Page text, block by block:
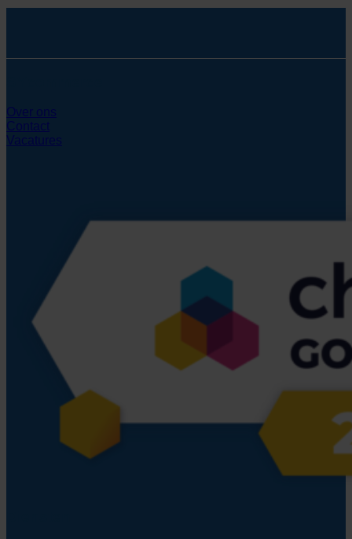
Over ons
Contact
Vacatures